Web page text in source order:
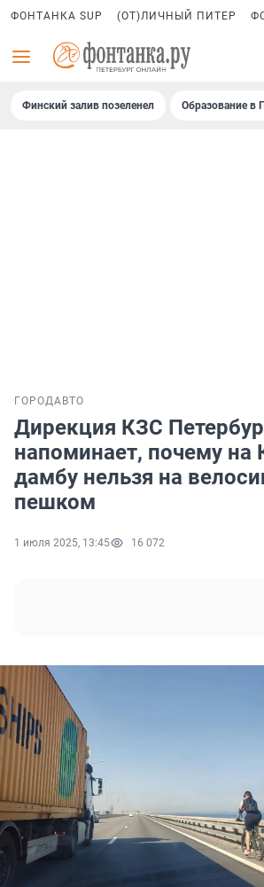
ФОНТАНКА SUP (ОТ)ЛИЧНЫЙ ПИТЕР
Финский залив позеленел Образование в
ГОРОДАВТО
Дирекция КЗС
напоминает, почему на
дамбу нельзя на
пешком
1 июля 2025, 13:45 16 072